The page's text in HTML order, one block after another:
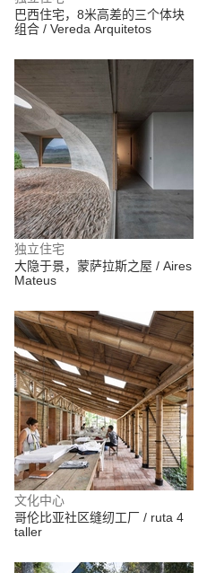
巴西住宅，8米高差的三个体块
组合 / Vereda Arquitetos
独立住宅
大隐于景，蒙萨拉斯之屋 / Aires
Mateus
文化中心
哥伦比亚社区缝纫工厂 / ruta 4
taller